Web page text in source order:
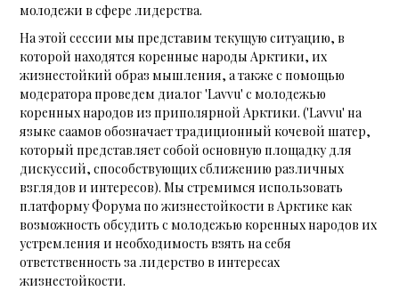
молодежи в сфере лидерства.
На этой сессии мы представим текущую ситуацию, в
которой находятся коренные народы Арктики, их
жизнестойкий образ мышления, а также с помощью
модератора проведем диалог 'Lavvu' с молодежью
коренных народов из приполярной Арктики. ('Lavvu' на
языке саамов обозначает традиционный кочевой шатер,
который представляет собой основную площадку для
дискуссий, способствующих сближению различных
взглядов и интересов). Мы стремимся использовать
платформу Форума по жизнестойкости в Арктике как
возможность обсудить с молодежью коренных народов их
устремления и необходимость взять на себя
ответственность за лидерство в интересах
жизнестойкости.